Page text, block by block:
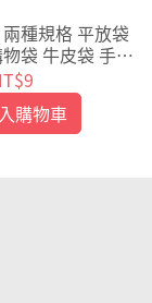
種規格 平放袋
袋 牛皮袋 手提
裝袋 袋子【D20
】
購物車